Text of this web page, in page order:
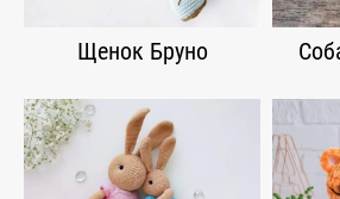
Щенок Бруно